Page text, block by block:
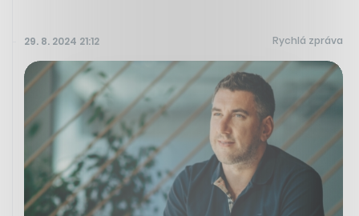
29. 8. 2024 21:12 Rychlá zpráva